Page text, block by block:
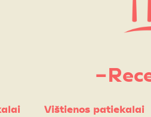
Vištienos patiekalai